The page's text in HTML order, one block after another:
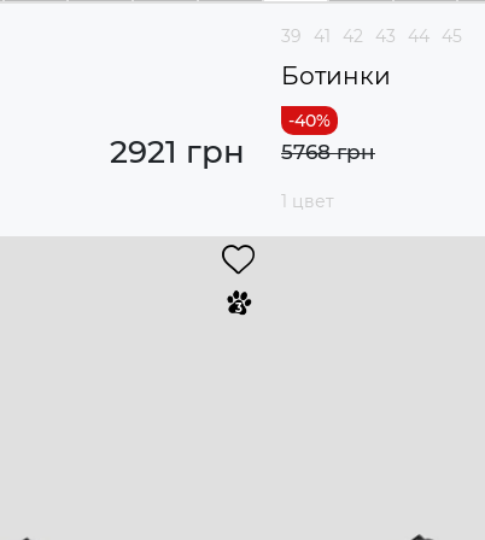
2921 грн
39 41 42 43 44 45
Ботинки
5768 грн
1 цвет